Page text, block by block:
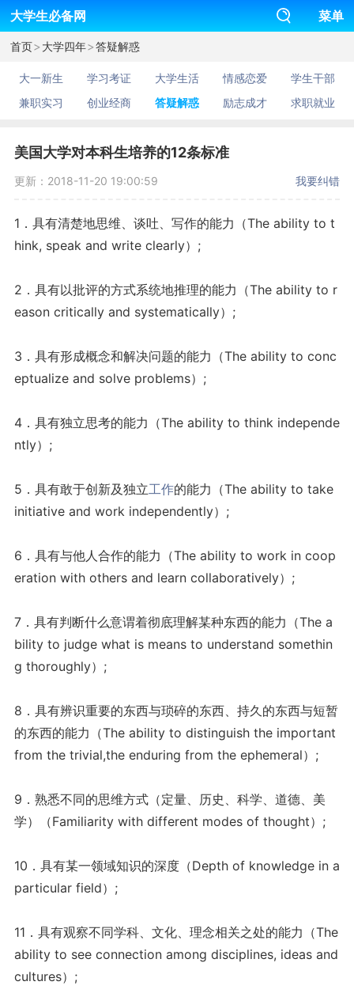
大学生必备网 菜单
首页>大学四年>答疑解惑
大一新生 学习考证 大学生活 情感恋爱
学生干部
兼职实习
创业经商 答疑解惑 励志成才 求职就业
美国大学对本科生培养的12条标准
更新：2018-11-20 19:00:59 我要纠错
1．具有清楚地思维、谈吐、写作的能力（The ability to t
hink, speak and write clearly）;
2．具有以批评的方式系统地推理的能力（The ability to r
eason critically and systematically）;
3．具有形成概念和解决问题的能力（The ability to conc
eptualize and solve problems）;
4．具有独立思考的能力（The ability to think independe
ntly）;
5．具有敢于创新及独立工作的能力（The ability to take
initiative and work independently）;
6．具有与他人合作的能力（The ability to work in coop
eration with others and learn collaboratively）;
7．具有判断什么意谓着彻底理解某种东西的能力（The a
bility to judge what is means to understand somethin
g thoroughly）;
8．具有辨识重要的东西与琐碎的东西、持久的东西与短暂
的东西的能力（The ability to distinguish the important
from the trivial,the enduring from the ephemeral）;
9．熟悉不同的思维方式（定量、历史、科学、道德、美
学）（Familiarity with different modes of thought）;
10．具有某一领域知识的深度（Depth of knowledge in a
particular field）;
11．具有观察不同学科、文化、理念相关之处的能力（The
ability to see connection among disciplines, ideas and
cultures）;